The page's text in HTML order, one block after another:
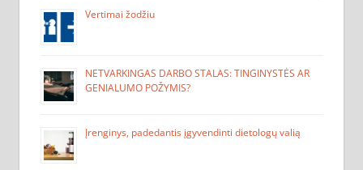
Vertimai žodžiu
NETVARKINGAS DARBO STALAS: TINGINYSTĖS AR
GENIALUMO POŽYMIS?
Įrenginys, padedantis įgyvendinti dietologų valią